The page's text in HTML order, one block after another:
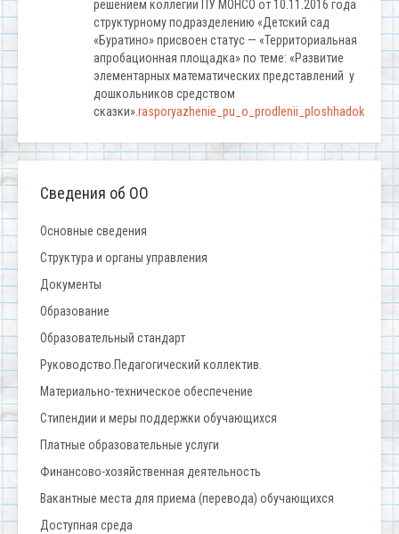
решением коллегии ПУ МОНСО от 10.11.2016 года
структурному подразделению «Детский сад
«Буратино» присвоен статус — «Территориальная
апробационная площадка» по теме: «Развитие
элементарных математических представлений у
дошкольников средством
сказки».rasporyazhenie_pu_o_prodlenii_ploshhadok
Сведения об ОО
Основные сведения
Структура и органы управления
Документы
Образование
Образовательный стандарт
Руководство.Педагогический коллектив.
Материально-техническое обеспечение
Стипендии и меры поддержки обучающихся
Платные образовательные услуги
Финансово-хозяйственная деятельность
Вакантные места для приема (перевода) обучающихся
Доступная среда